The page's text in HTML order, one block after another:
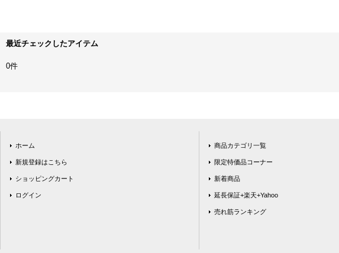
最近チェックしたアイテム
0件
ホーム
新規登録はこちら
ショッピングカート
ログイン
商品カテゴリ一覧
限定特価品コーナー
新着商品
延長保証+楽天+Yahoo
売れ筋ランキング